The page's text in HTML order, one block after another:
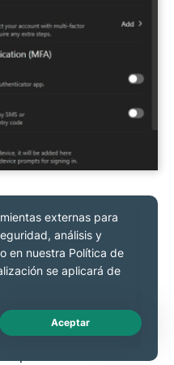
antes de tomar una
respuestas pueden ser
o haberse quedado
de tomar decisiones
salud, cuestiones
la información con
profesional
Live Chat